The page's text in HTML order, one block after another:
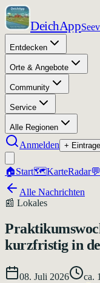
DeichApp
Entdecken
Orte & Angebote
Community
Service
Alle Regionen
Anmelden +
🏠Start🗺️KarteRadar💬
Alle Nachrichten
📰 Lokales
kurzfristig in
08. Juli 2026 ca. 1